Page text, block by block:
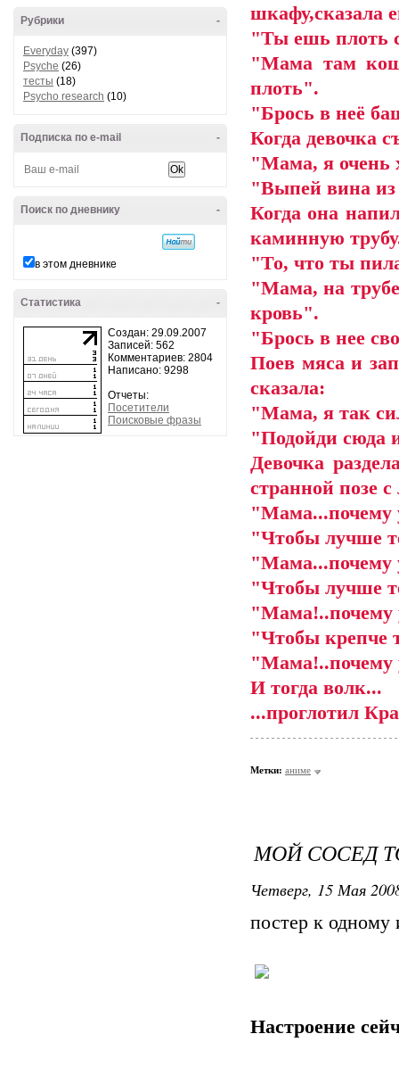
-
Рубрики
Everyday (397)
Psyche (26)
тесты (18)
Psycho research (10)
-
Подписка по e-mail
-
Поиск по дневнику
в этом дневнике
-
Статистика
Создан: 29.09.2007
Записей: 562
Комментариев: 2804
Написано: 9298
Отчеты:
Посетители
Поисковые фразы
шкафу,сказала
"Ты ешь плоть
"Мама там
плоть".
"Брось в неё
Когда девочка
"Мама, я очень
"Выпей вина
Когда она
каминную
"То, что ты
"Мама, на
кровь".
"Брось в нее
Поев мяса и
сказала:
"Мама, я так
"Подойди сюда
Девочка
странной позе
"Мама...почему
"Чтобы лучше
"Мама...почему
"Чтобы лучше
"Мама!..почему
"Чтобы крепче
"Мама!..почему
И тогда волк...
...проглотил
Метки: аниме
МОЙ СОСЕД
Четверг, 15 Мая
постер к
Настроение